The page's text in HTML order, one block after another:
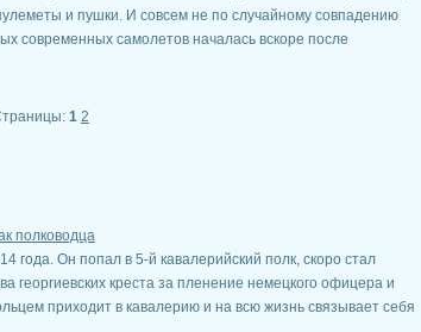
и пушки. И совсем не по случайному совпадению
современных самолетов началась вскоре после
1 2
полководца
года. Он попал в 5-й кавалерийский полк, скоро стал
креста за пленение немецкого офицера и
приходит в кавалерию и на всю жизнь связывает себя